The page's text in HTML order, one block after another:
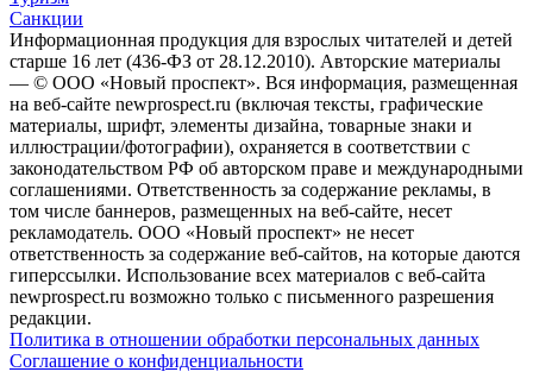
Санкции
Информационная продукция для взрослых читателей и детей
старше 16 лет (436-ФЗ от 28.12.2010). Авторские материалы
— © ООО «Новый проспект». Вся информация, размещенная
на веб-сайте newprospect.ru (включая тексты, графические
материалы, шрифт, элементы дизайна, товарные знаки и
иллюстрации/фотографии), охраняется в соответствии с
законодательством РФ об авторском праве и международными
соглашениями. Ответственность за содержание рекламы, в
том числе баннеров, размещенных на веб-сайте, несет
рекламодатель. ООО «Новый проспект» не несет
ответственность за содержание веб-сайтов, на которые даются
гиперссылки. Использование всех материалов с веб-сайта
newprospect.ru возможно только с письменного разрешения
редакции.
Политика в отношении обработки персональных данных
Соглашение о конфиденциальности